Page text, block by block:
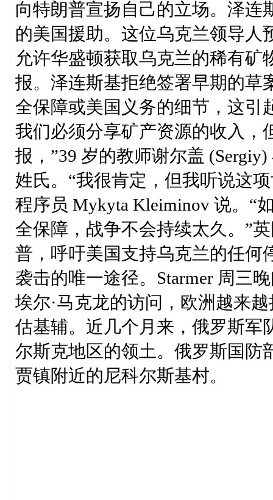
向特朗普宣扬自己的立场。泽连
的美国援助。这位乌克兰领导人
允许华盛顿获取乌克兰的稀有矿
报。泽连斯基拒绝签署早期的草
全保障或美国义务的细节，这引
我们必须分享矿产资源的收入，
报，”39 岁的教师谢尔盖
姓氏。“我很肯定，但我听说这
程序员 Mykyta Kleiminov 说。“
全保障，战争不会持续太久。”
普，呼吁美国支持乌克兰的任何
袭击的唯一途径。Starmer 周三
埃尔·马克龙的访问，欧洲越来
估基辅。近几个月来，俄罗斯军
尔斯克地区的领土。俄罗斯国防
贾镇附近的尼科尔斯基村。